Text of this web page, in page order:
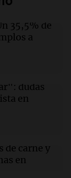
a Facundo
la visita del
en
35,5% de
a
dudas
en
de carne y
en